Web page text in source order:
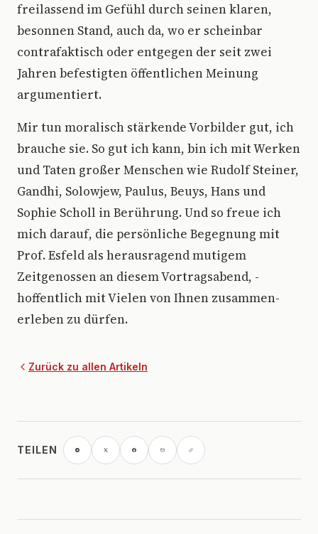
freilassend im Gefühl durch seinen klaren,
besonnen Stand, auch da, wo er scheinbar
contrafaktisch oder entgegen der seit zwei
Jahren befestigten öffentlichen Meinung
argumentiert.
Mir tun moralisch stärkende Vorbilder gut, ich
brauche sie. So gut ich kann, bin ich mit Werken
und Taten großer Menschen wie Rudolf Steiner,
Gandhi, Solowjew, Paulus, Beuys, Hans und
Sophie Scholl in Berührung. Und so freue ich
mich darauf, die persönliche Begegnung mit
Prof. Esfeld als herausragend mutigem
Zeitgenossen an diesem Vortragsabend, -
hoffentlich mit Vielen von Ihnen zusammen-
erleben zu dürfen.
Zurück zu allen Artikeln
TEILEN